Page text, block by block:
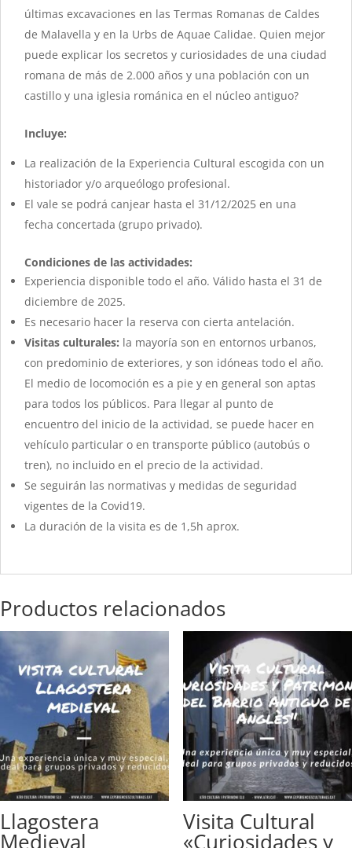
últimas excavaciones en las Termas Romanas de Caldes
de Malavella y en la Urbs de Aquae Calidae. Quien mejor
puede explicar los secretos y curiosidades de una ciudad
romana de más de 2.000 años y una población con un
castillo y una iglesia románica en el núcleo antiguo?
Incluye:
La realización de la Experiencia Cultural escogida con un
historiador y/o arqueólogo profesional.
El vale se podrá canjear hasta el 31/12/2025 en una
fecha concertada (grupo privado).
Condiciones de las actividades:
Experiencia disponible todo el año. Válido hasta el 31 de
diciembre de 2025.
Es necesario hacer la reserva con cierta antelación.
Visitas culturales: la mayoría son en entornos urbanos,
con predominio de exteriores, y son idóneas todo el año.
El medio de locomoción es a pie y en general son aptas
para todos los públicos. Para llegar al punto de
encuentro del inicio de la actividad, se puede hacer en
vehículo particular o en transporte público (autobús o
tren), no incluido en el precio de la actividad.
Se seguirán las normativas y medidas de seguridad
vigentes de la Covid19.
La duración de la visita es de 1,5h aprox.
Productos relacionados
Llagostera
Medieval
Visita Cultural
«Curiosidades y